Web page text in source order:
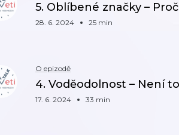
5. Oblíbené značky –
28. 6. 2024 25 min
O epizodě
4. Voděodolnost – Není
17. 6. 2024 33 min